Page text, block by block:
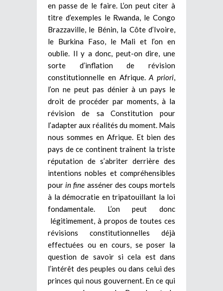
en passe de le faire. L’on peut citer à
titre d’exemples le Rwanda, le Congo
Brazzaville, le Bénin, la Côte d’Ivoire,
le Burkina Faso, le Mali et l’on en
oublie. Il y a donc, peut-on dire, une
sorte d’inflation de révision
constitutionnelle en Afrique.A priori,
l’on ne peut pas dénier à un pays le
droit de procéder par moments, à la
révision de sa Constitution pour
l’adapter aux réalités du moment. Mais
nous sommes en Afrique. Et bien des
pays de ce continent traînent la triste
réputation de s’abriter derrière des
intentions nobles et compréhensibles
pourin fine asséner des coups mortels
à la démocratie en tripatouillant la loi
fondamentale. L’on peut donc
légitimement, à propos de toutes ces
révisions constitutionnelles déjà
effectuées ou en cours, se poser la
question de savoir si cela est dans
l’intérêt des peuples ou dans celui des
princes qui nous gouvernent. En ce qui